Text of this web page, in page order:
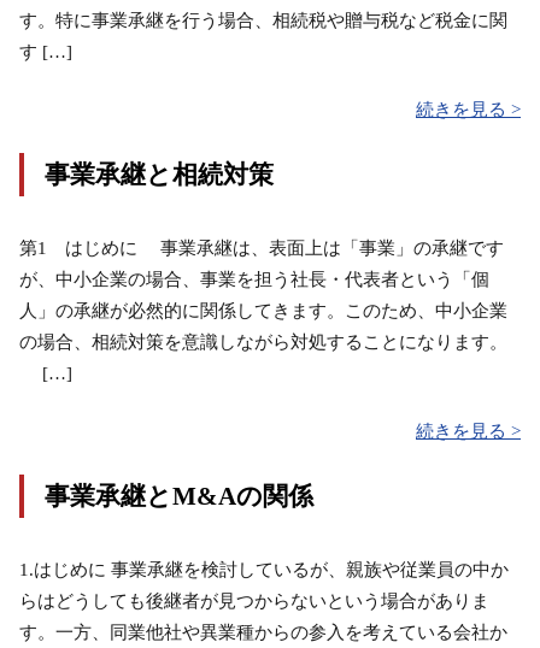
す。特に事業承継を行う場合、相続税や贈与税など税金に関
す […]
続きを見る >
事業承継と相続対策
第1 はじめに 事業承継は、表面上は「事業」の承継です
が、中小企業の場合、事業を担う社長・代表者という「個
人」の承継が必然的に関係してきます。このため、中小企業
の場合、相続対策を意識しながら対処することになります。
[…]
続きを見る >
事業承継とM&Aの関係
1.はじめに 事業承継を検討しているが、親族や従業員の中か
らはどうしても後継者が見つからないという場合がありま
す。一方、同業他社や異業種からの参入を考えている会社か